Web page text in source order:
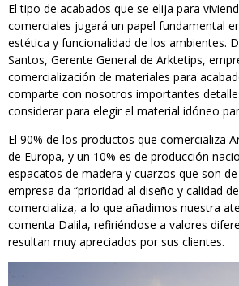
El tipo de acabados que se elija para
comerciales jugará un papel fundamental
estética y funcionalidad de los ambientes.
Santos, Gerente General de Arktetips,
comercialización de materiales para
comparte con nosotros importantes
considerar para elegir el material idóneo
El 90% de los productos que comercializa
de Europa, y un 10% es de producción
espacatos de madera y cuarzos que son
empresa da “prioridad al diseño y calidad
comercializa, a lo que añadimos nuestra
comenta Dalila, refiriéndose a valores
resultan muy apreciados por sus clientes.